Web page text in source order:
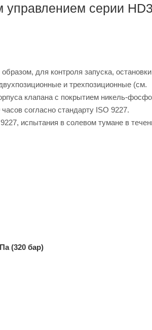
серии
для контроля запуска,
и трехпозиционные (см.
клапана с покрытием никель-
согласно стандарту ISO 9227.
испытания в солевом тумане в
(320 бар)